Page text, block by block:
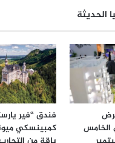
الحديثة
الخامس
فندق “فير
كمبينسكي